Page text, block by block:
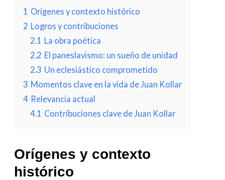
1 Orígenes y contexto histórico
2 Logros y contribuciones
2.1 La obra poética
2.2 El paneslavismo: un sueño de unidad
2.3 Un eclesiástico comprometido
3 Momentos clave en la vida de Juan Kollar
4 Relevancia actual
4.1 Contribuciones clave de Juan Kollar
Orígenes y contexto
histórico